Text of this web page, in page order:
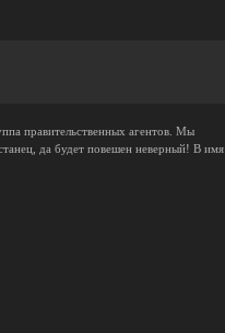
правительственных агентов. Мы
да будет повешен неверный! В имя